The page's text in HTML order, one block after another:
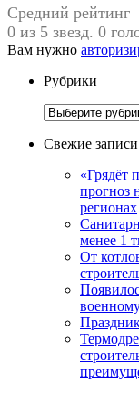
Средний рейтинг
0 из 5 звезд. 0
Вам нужно
Рубрики
Рубрики
Свежие записи
«Грядёт
прогноз
регионах
менее 1
От